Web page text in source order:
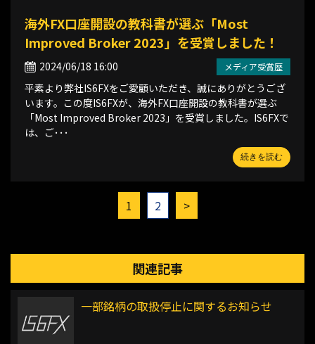
海外FX口座開設の教科書が選ぶ「Most
Improved Broker 2023」を受賞しました！
2024/06/18 16:00
平素より弊社IS6FXをご愛顧いただき、誠にありがとうござ
います。この度IS6FXが、海外FX口座開設の教科書が選ぶ
「Most Improved Broker 2023」を受賞しました。IS6FXで
は、ご･･･
続きを読む
メディア受賞歴
1 2 >
関連記事
一部銘柄の取扱停止に関するお知らせ